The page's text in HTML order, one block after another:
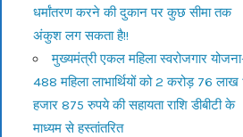
धर्मांतरण करने की दुकान पर कुछ सीमा तक
अंकुश लग सकता है!!
मुख्यमंत्री एकल महिला स्वरोजगार
488 महिला लाभार्थियों को 2 करोड़ 76 लाख
हजार 875 रुपये की सहायता राशि डीबीटी के
माध्यम से हस्तांतरित